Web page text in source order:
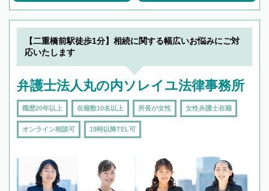
【二重橋前駅徒歩1分】相続に関する幅広いお悩みにご対
応いたします
弁護士法人丸の内ソレイユ法律事務所
職歴20年以上 在籍数10名以上 所長が女性 女性弁護士在籍
オンライン相談可 19時以降TEL可